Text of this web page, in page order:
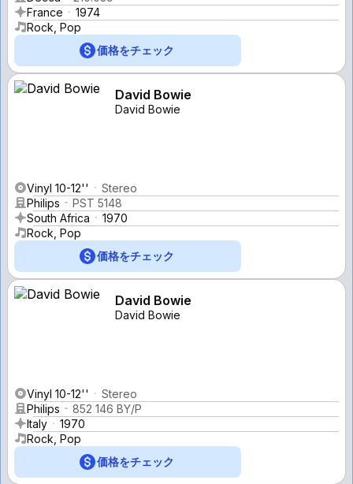
France
1974
Rock, Pop
価格をチェック
David Bowie
David Bowie
Vinyl 10-12''
Stereo
Philips
PST 5148
South Africa
1970
Rock, Pop
価格をチェック
David Bowie
David Bowie
Vinyl 10-12''
Stereo
Philips
852 146 BY/P
Italy
1970
Rock, Pop
価格をチェック